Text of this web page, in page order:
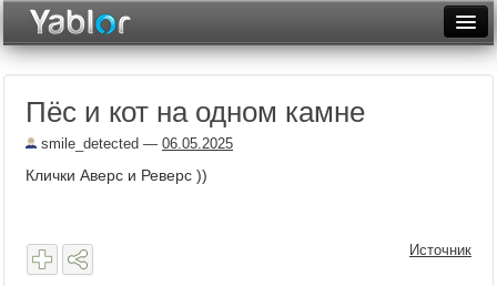
Неделя
Месяц
Пёс и кот на одном камне
smile_detected — 06.05.2025
Клички Аверс и Реверс ))
Источник